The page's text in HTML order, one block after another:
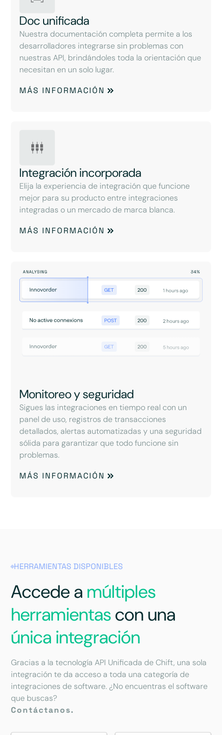
Doc unificada
Nuestra documentación completa permite a los
desarrolladores integrarse sin problemas con
nuestras API, brindándoles toda la orientación que
necesitan en un solo lugar.
MÁS INFORMACIÓN
Integración incorporada
Elija la experiencia de integración que funcione
mejor para su producto entre integraciones
integradas o un mercado de marca blanca.
MÁS INFORMACIÓN
Monitoreo y seguridad
Sigues las integraciones en tiempo real con un
panel de uso, registros de transacciones
detallados, alertas automatizadas y una seguridad
sólida para garantizar que todo funcione sin
problemas.
MÁS INFORMACIÓN
HERRAMIENTAS DISPONIBLES
Accede a múltiples
herramientascon una
única integración
Gracias a la tecnología API Unificada de Chift, una sola
integración te da acceso a toda una categoría de
integraciones de software. ¿No encuentras el software
que buscas?
Contáctanos.